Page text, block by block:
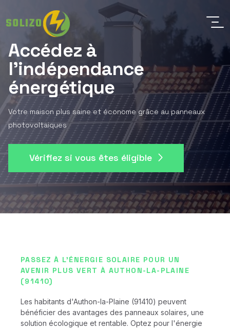
Accédez à
l'indépendance
énergétique
Votre maison plus saine et économe grâce au panneaux
photovoltaiques
Vérifiez si vous êtes éligible
PASSEZ À L'ÉNERGIE SOLAIRE POUR UN
AVENIR PLUS VERT À AUTHON-LA-PLAINE
(91410)
Les habitants d'Authon-la-Plaine (91410) peuvent
bénéficier des avantages des panneaux solaires, une
solution écologique et rentable. Optez pour l'énergie